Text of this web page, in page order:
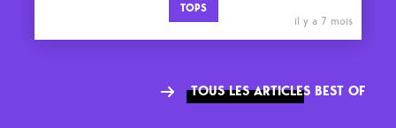
TOPS
il y a 7 mois
TOUS LES ARTICLES BEST OF